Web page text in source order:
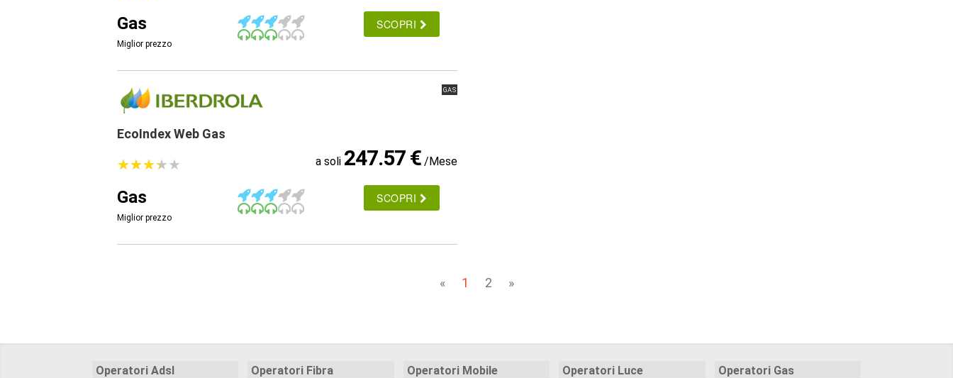
Gas
Miglior prezzo
SCOPRI
GAS
EcoIndex Web Gas
★★★★★
★★★★★ a soli 247.57 € /Mese
Gas
Miglior prezzo
SCOPRI
« 1 2 »
Operatori Adsl Operatori Fibra Operatori Mobile Operatori Luce Operatori Gas